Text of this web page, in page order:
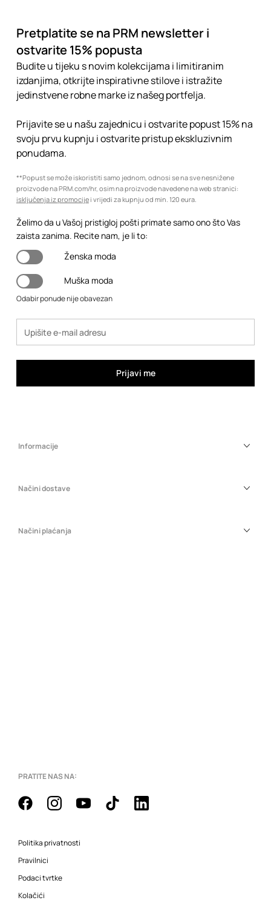
Pretplatite se na PRM newsletter i
ostvarite 15% popusta
Budite u tijeku s novim kolekcijama i limitiranim
izdanjima, otkrijte inspirativne stilove i istražite
jedinstvene robne marke iz našeg portfelja.
Prijavite se u našu zajednicu i ostvarite popust 15% na
svoju prvu kupnju i ostvarite pristup ekskluzivnim
ponudama.
**Popust se može iskoristiti samo jednom, odnosi se na sve nesnižene
proizvode na PRM.com/hr, osim na proizvode navedene na web stranici:
isključenja iz promocijei vrijedi za kupnju od min. 120 eura.
Želimo da u Vašoj pristigloj pošti primate samo ono što Vas
zaista zanima. Recite nam, je li to:
Ženska moda
Muška moda
Odabir ponude nije obavezan
Prijavi me
Informacije
Načini dostave
Načini plaćanja
PRATITE NAS NA:
Politika privatnosti
Pravilnici
Podaci tvrtke
Kolačići